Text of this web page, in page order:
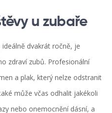
u zubaře
dvakrát ročně, je
zdraví zubů. Profesionální
a plak, který nelze odstranit
může včas odhalit jakékoli
nebo onemocnění dásní, a